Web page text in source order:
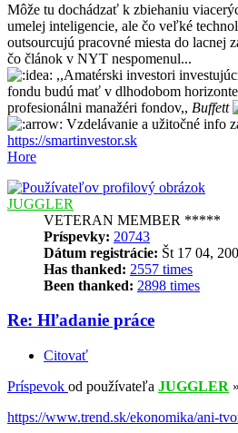
Môže tu dochádzať k zbiehaniu
umelej inteligencie, ale čo veľké
outsourcujú pracovné miesta do lacnej
čo článok v NYT nespomenul...
,,Amatérski investori
fondu budú mať v dlhodobom
profesionálni manažéri fondov,, Buffett
Vzdelávanie a užitočné info
https://smartinvestor.sk
Hore
JUGGLER
VETERAN MEMBER *****
Príspevky: 20743
Dátum registrácie: Št 17 04,
Has thanked: 2557 times
Been thanked: 2898 times
Re: Hľadanie práce
Citovať
Príspevok od používateľa JUGGLER »
https://www.trend.sk/ekonomika/ani-